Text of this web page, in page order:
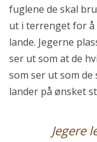
fuglene de skal
ut i terrenget for
lande. Jegerne
ser ut som at de
som ser ut som
lander på ønsket
Jegere